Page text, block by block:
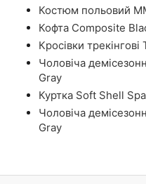
Костюм польовий
Кофта Composite
Кросівки
Чоловіча
Gray
Куртка Soft Shell
Чоловіча
Gray